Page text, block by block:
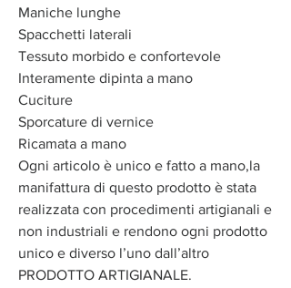
Maniche lunghe
Spacchetti laterali
Tessuto morbido e confortevole
Interamente dipinta a mano
Cuciture
Sporcature di vernice
Ricamata a mano
Ogni articolo è unico e fatto a mano,la
manifattura di questo prodotto è stata
realizzata con procedimenti artigianali e
non industriali e rendono ogni prodotto
unico e diverso l’uno dall’altro
PRODOTTO ARTIGIANALE.